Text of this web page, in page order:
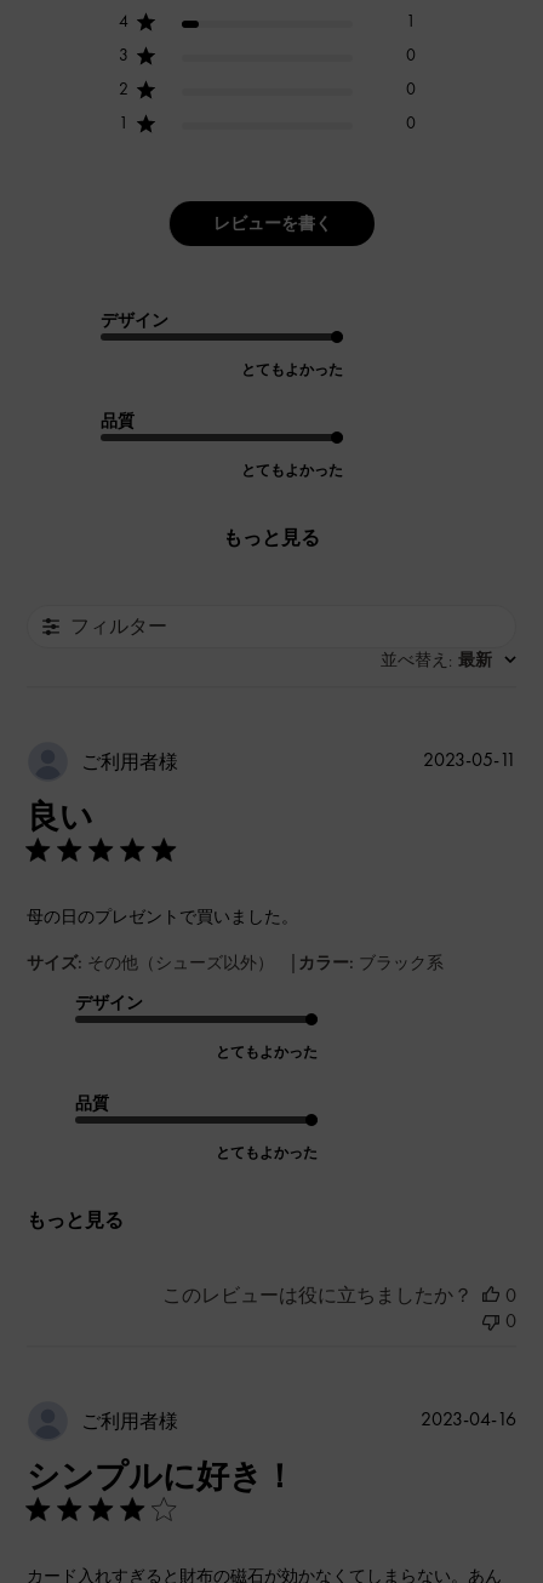
4
1
3
0
2
0
1
0
レビューを書く
デザイン
とてもよかった
品質
とてもよかった
もっと見る
フィルター
並べ替え : 最新
ご利用者様
良い
母の日のプレゼントで買いました。
サイズ: その他（シューズ以外） | カラー: ブラック系
デザイン
とてもよかった
品質
とてもよかった
もっと見る
2023-05-11
このレビューは役に立ちましたか？
0
0
ご利用者様
シンプルに好き！
カード入れすぎると財布の磁石が効かなくてしまらない。あん
公
2023-04-16